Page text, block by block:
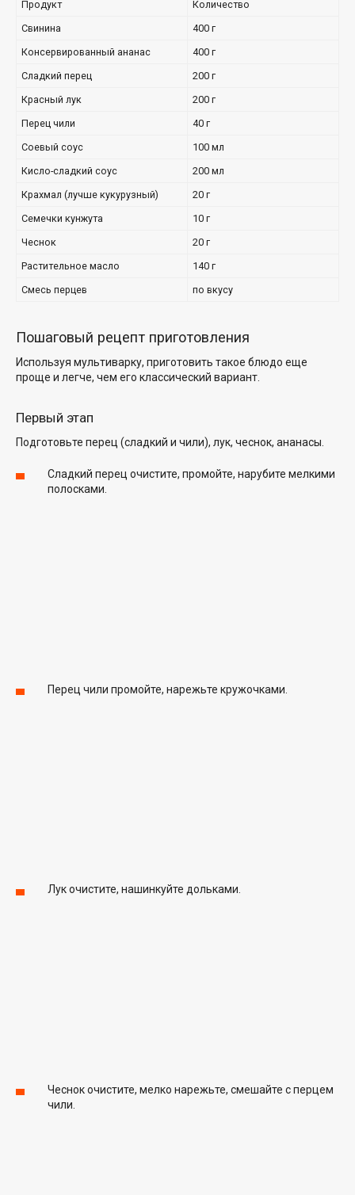
Продукт
Количество
Свинина
400 г
Консервированный ананас
400 г
Сладкий перец
200 г
Красный лук
200 г
Перец чили
40 г
Соевый соус
100 мл
Кисло-сладкий соус
200 мл
Крахмал (лучше кукурузный)
20 г
Семечки кунжута
10 г
Чеснок
20 г
Растительное масло
140 г
Смесь перцев
по вкусу
Пошаговый рецепт приготовления
Используя мультиварку, приготовить такое блюдо еще
проще и легче, чем его классический вариант.
Первый этап
Подготовьте перец (сладкий и чили), лук, чеснок, ананасы.
Сладкий перец очистите, промойте, нарубите мелкими
полосками.
Перец чили промойте, нарежьте кружочками.
Лук очистите, нашинкуйте дольками.
Чеснок очистите, мелко нарежьте, смешайте с перцем
чили.